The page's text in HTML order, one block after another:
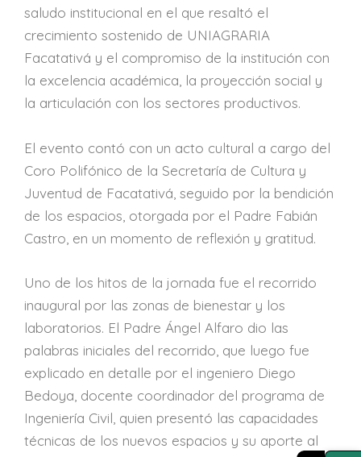
saludo institucional en el que resaltó el
crecimiento sostenido de UNIAGRARIA
Facatativá y el compromiso de la institución con
la excelencia académica, la proyección social y
la articulación con los sectores productivos.
El evento contó con un acto cultural a cargo del
Coro Polifónico de la Secretaría de Cultura y
Juventud de Facatativá, seguido por la bendición
de los espacios, otorgada por el Padre Fabián
Castro, en un momento de reflexión y gratitud.
Uno de los hitos de la jornada fue el recorrido
inaugural por las zonas de bienestar y los
laboratorios. El Padre Ángel Alfaro dio las
palabras iniciales del recorrido, que luego fue
explicado en detalle por el ingeniero Diego
Bedoya, docente coordinador del programa de
Ingeniería Civil, quien presentó las capacidades
técnicas de los nuevos espacios y su aporte al